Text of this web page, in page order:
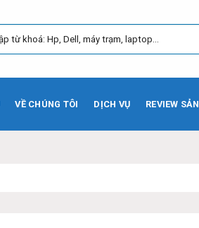
VỀ CHÚNG TÔI DỊCH VỤ REVIEW